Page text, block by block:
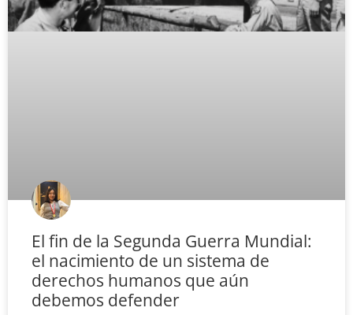
El fin de la Segunda Guerra Mundial:
el nacimiento de un sistema de
derechos humanos que aún
debemos defender